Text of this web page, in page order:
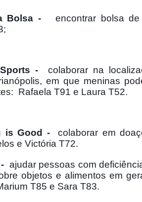
Bolsa -
encontrar bolsa
-
colaborar na
em que meninas
Rafaela T91 e Laura T52.
is Good -
colaborar em
e Victória T72.
ajudar pessoas com
objetos e alimentos em
T85 e Sara T83.